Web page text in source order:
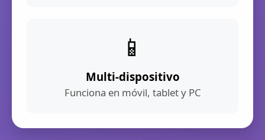
📱
Multi-dispositivo
Funciona en móvil, tablet y PC